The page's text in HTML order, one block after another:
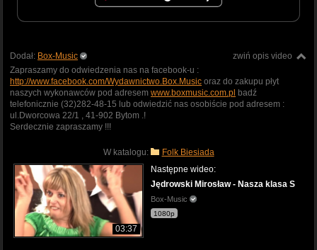
zwiń opis video
Dodał: Box-Music
Zapraszamy do odwiedzenia nas na facebook-u :
http://www.facebook.com/Wydawnictwo.Box.Music oraz do zakupu płyt
naszych wykonawców pod adresem www.boxmusic.com.pl badź
telefonicznie (32)282-48-15 lub odwiedzić nas osobiście pod adresem :
ul.Dworcowa 22/1 , 41-902 Bytom .!
Serdecznie zapraszamy !!!
W katalogu: Folk Biesiada
03:37
Następne wideo:
Jędrowski Mirosław - Nasza klasa S
Box-Music
1080p